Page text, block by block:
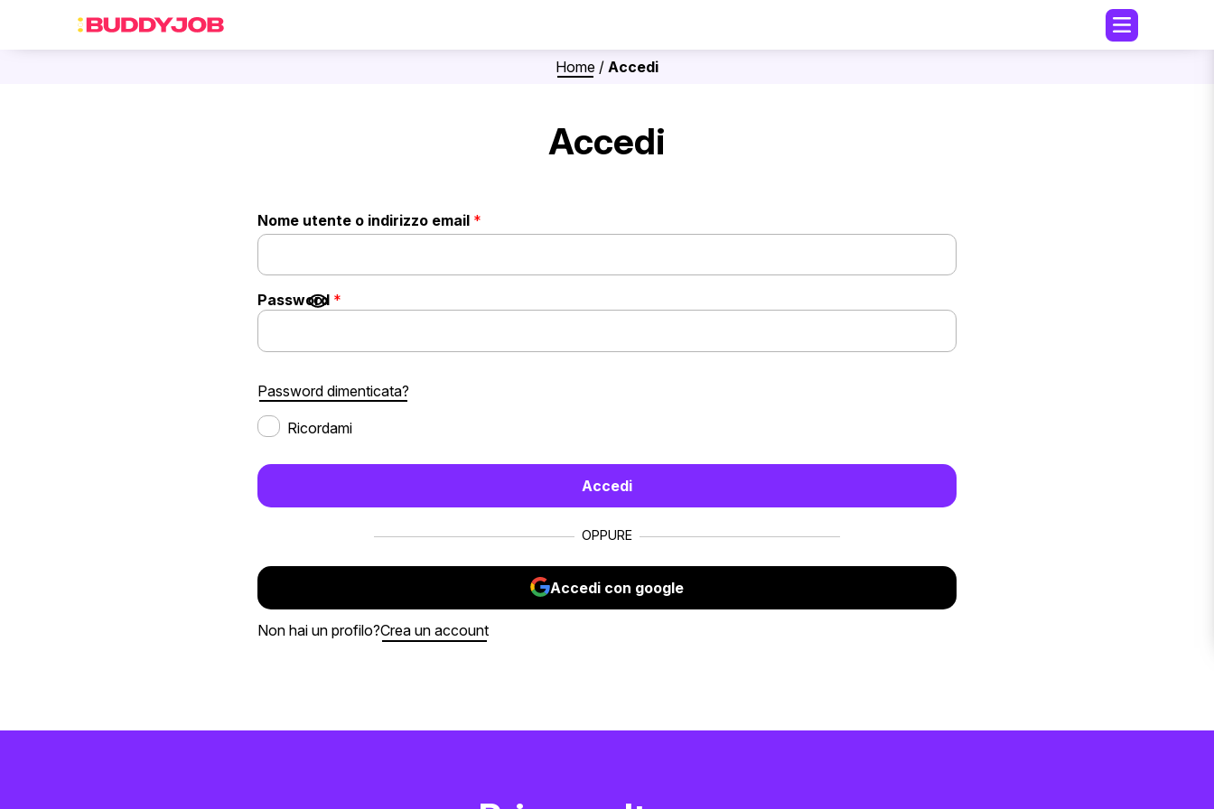
Home / Accedi
Accedi
Nome utente o indirizzo email *
Password *
Password dimenticata?
Ricordami
Accedi
OPPURE
Accedi con google
Non hai un profilo?Crea un account